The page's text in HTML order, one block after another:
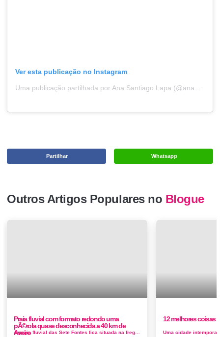
Ver esta publicação no Instagram
Whatsapp
Partilhar
Outros Artigos Populares no Blogue
Praia fluvial com formato redondo uma
pÃ©rola quase desconhecida a 40 km de
Aveiro
12 melhores coisas